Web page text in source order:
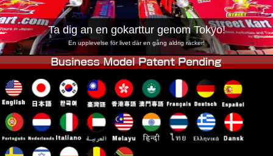
Ta dig an en gokarttur genom Tokyo!
En upplevelse för livet där en gång aldrig räcker!